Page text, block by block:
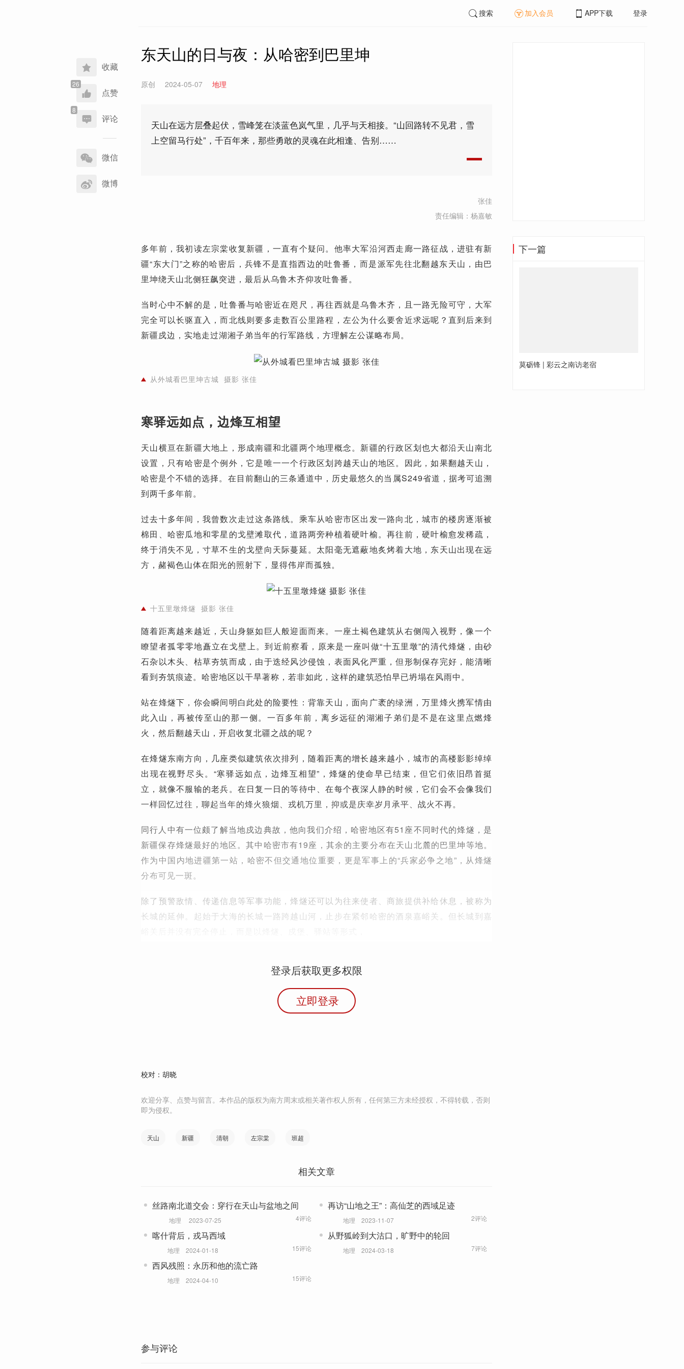
收藏
点赞
评论
享
到
微信
微博
搜索 加入会员 APP下载 登录
东天山的日与夜：从哈密到巴里坤
原创 2024-05-07 地理
天山在远方层叠起伏，雪峰笼在淡蓝色岚气里，几乎与天相接。“山回路转不见君，雪
上空留马行处”，千百年来，那些勇敢的灵魂在此相逢、告别……
张佳
责任编辑：杨嘉敏
多年前，我初读左宗棠收复新疆，一直有个疑问。他率大军沿河西走廊一路征战，进驻有新
疆“东大门”之称的哈密后，兵锋不是直指西边的吐鲁番，而是派军先往北翻越东天山，由巴
里坤绕天山北侧狂飙突进，最后从乌鲁木齐仰攻吐鲁番。
当时心中不解的是，吐鲁番与哈密近在咫尺，再往西就是乌鲁木齐，且一路无险可守，大军
完全可以长驱直入，而北线则要多走数百公里路程，左公为什么要舍近求远呢？直到后来到
新疆戍边，实地走过湖湘子弟当年的行军路线，方理解左公谋略布局。
从外城看巴里坤古城 摄影 张佳
寒驿远如点，边烽互相望
天山横亘在新疆大地上，形成南疆和北疆两个地理概念。新疆的行政区划也大都沿天山南北
设置，只有哈密是个例外，它是唯一一个行政区划跨越天山的地区。因此，如果翻越天山，
哈密是个不错的选择。在目前翻山的三条通道中，历史最悠久的当属S249省道，据考可追溯
到两千多年前。
过去十多年间，我曾数次走过这条路线。乘车从哈密市区出发一路向北，城市的楼房逐渐被
棉田、哈密瓜地和零星的戈壁滩取代，道路两旁种植着硬叶榆。再往前，硬叶榆愈发稀疏，
终于消失不见，寸草不生的戈壁向天际蔓延。太阳毫无遮蔽地炙烤着大地，东天山出现在远
方，赭褐色山体在阳光的照射下，显得伟岸而孤独。
十五里墩烽燧 摄影 张佳
随着距离越来越近，天山身躯如巨人般迎面而来。一座土褐色建筑从右侧闯入视野，像一个
瞭望者孤零零地矗立在戈壁上。到近前察看，原来是一座叫做“十五里墩”的清代烽燧，由砂
石杂以木头、枯草夯筑而成，由于迭经风沙侵蚀，表面风化严重，但形制保存完好，能清晰
看到夯筑痕迹。哈密地区以干旱著称，若非如此，这样的建筑恐怕早已坍塌在风雨中。
站在烽燧下，你会瞬间明白此处的险要性：背靠天山，面向广袤的绿洲，万里烽火携军情由
此入山，再被传至山的那一侧。一百多年前，离乡远征的湖湘子弟们是不是在这里点燃烽
火，然后翻越天山，开启收复北疆之战的呢？
在烽燧东南方向，几座类似建筑依次排列，随着距离的增长越来越小，城市的高楼影影绰绰
出现在视野尽头。“寒驿远如点，边烽互相望”，烽燧的使命早已结束，但它们依旧昂首挺
立，就像不服输的老兵。在日复一日的等待中、在每个夜深人静的时候，它们会不会像我们
一样回忆过往，聊起当年的烽火狼烟、戎机万里，抑或是庆幸岁月承平、战火不再。
同行人中有一位颇了解当地戍边典故，他向我们介绍，哈密地区有51座不同时代的烽燧，是
新疆保存烽燧最好的地区。其中哈密市有19座，其余的主要分布在天山北麓的巴里坤等地。
作为中国内地进疆第一站，哈密不但交通地位重要，更是军事上的“兵家必争之地”，从烽燧
分布可见一斑。
除了预警敌情、传递信息等军事功能，烽燧还可以为往来使者、商旅提供补给休息，被称为
长城的延伸。起始于大海的长城一路跨越山河，止步在紧邻哈密的酒泉嘉峪关。但长城到嘉
登录后获取更多权限
立即登录
校对：胡晓
欢迎分享、点赞与留言。本作品的版权为南方周末或相关著作权人所有，任何第三方未经授权，不得转载，否则
即为侵权。
天山 新疆 清朝 左宗棠 班超
相关文章
丝路南北道交会：穿行在天山与盆地之间
地理 2023-07-25 4评论
再访“山地之王”：高仙芝的西域足迹
地理 2023-11-07 2评论
喀什背后，戎马西域
地理 2024-01-18 15评论
从野狐岭到大沽口，旷野中的轮回
地理 2024-03-18 7评论
西风残照：永历和他的流亡路
地理 2024-04-10 15评论
参与评论
下一篇
莫砺锋 | 彩云之南访老宿